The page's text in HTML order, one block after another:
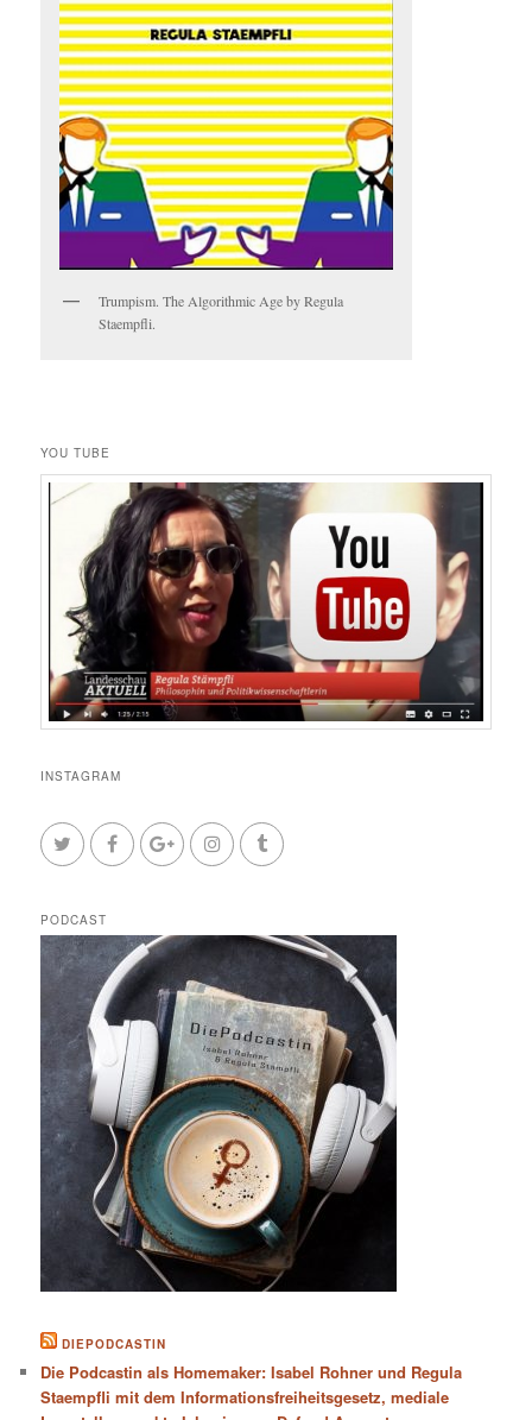
Trumpism. The Algorithmic Age by Regula
Staempfli.
YOU TUBE
INSTAGRAM
PODCAST
DIEPODCASTIN
Die Podcastin als Homemaker: Isabel Rohner und Regula
Staempfli mit dem Informationsfreiheitsgesetz, mediale